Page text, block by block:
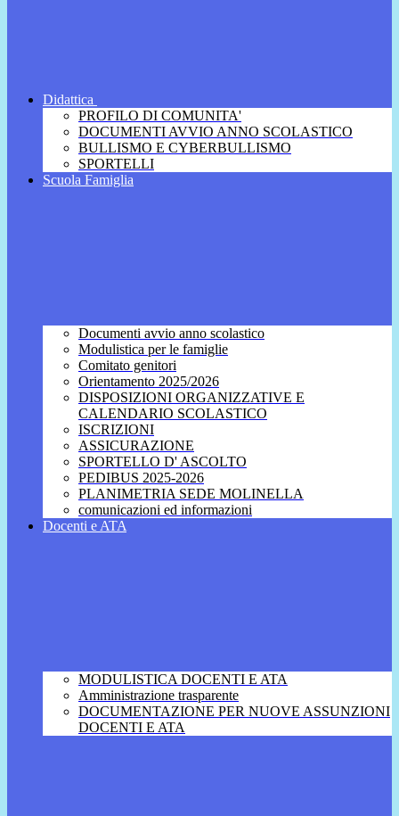
Didattica
PROFILO DI COMUNITA'
DOCUMENTI AVVIO ANNO SCOLASTICO
BULLISMO E CYBERBULLISMO
SPORTELLI
Scuola Famiglia
Documenti avvio anno scolastico
Modulistica per le famiglie
Comitato genitori
Orientamento 2025/2026
DISPOSIZIONI ORGANIZZATIVE E
CALENDARIO SCOLASTICO
ISCRIZIONI
ASSICURAZIONE
SPORTELLO D' ASCOLTO
PEDIBUS 2025-2026
PLANIMETRIA SEDE MOLINELLA
comunicazioni ed informazioni
Docenti e ATA
MODULISTICA DOCENTI E ATA
Amministrazione trasparente
DOCUMENTAZIONE PER NUOVE ASSUNZIONI
DOCENTI E ATA